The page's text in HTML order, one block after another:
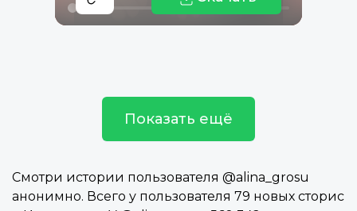
Показать ещё
Смотри истории пользователя @alina_grosu
анонимно. Всего у пользователя 79 новых сторис